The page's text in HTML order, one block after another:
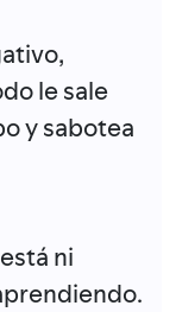
le sale
y sabotea
ni